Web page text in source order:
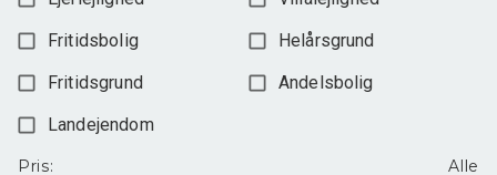
Fritidsbolig
Helårsgrund
Fritidsgrund
Andelsbolig
Landejendom
Pris: Alle